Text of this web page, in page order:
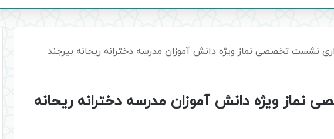
نشست تخصصی نماز ویژه دانش آموزان مدرسه دخترانه ریحانه بیرجند
نماز ویژه دانش آموزان مدرسه دخترانه ریحانه